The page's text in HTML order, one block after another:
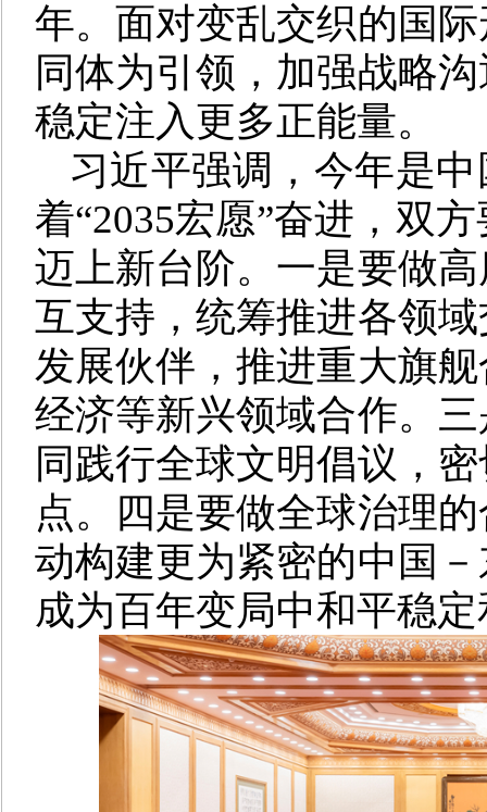
年。面对变乱交织的国
同体为引领，加强战略
稳定注入更多正能量。
习近平强调，今年是
着“2035宏愿”奋进，双
迈上新台阶。一是要做
互支持，统筹推进各领
发展伙伴，推进重大旗
经济等新兴领域合作。
同践行全球文明倡议，
点。四是要做全球治理
动构建更为紧密的中国
成为百年变局中和平稳